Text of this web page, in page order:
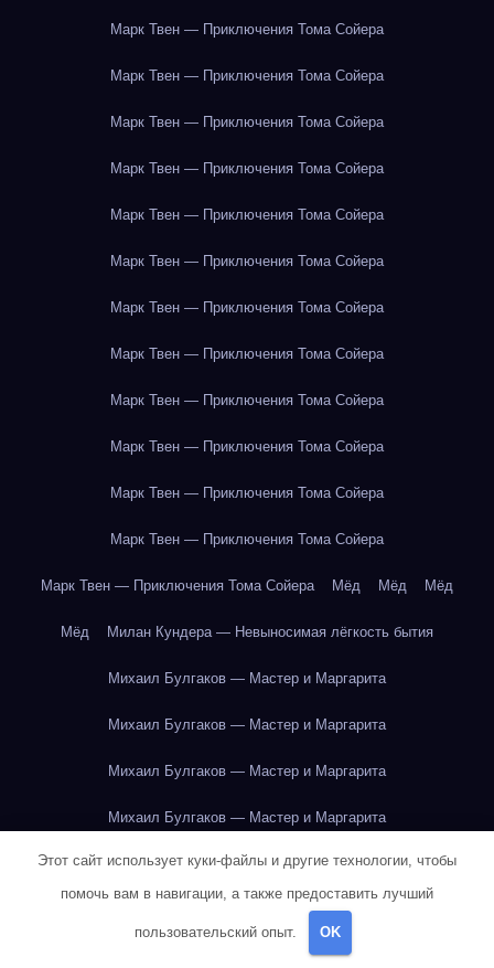
Марк Твен — Приключения Тома Сойера
Марк Твен — Приключения Тома Сойера
Марк Твен — Приключения Тома Сойера
Марк Твен — Приключения Тома Сойера
Марк Твен — Приключения Тома Сойера
Марк Твен — Приключения Тома Сойера
Марк Твен — Приключения Тома Сойера
Марк Твен — Приключения Тома Сойера
Марк Твен — Приключения Тома Сойера
Марк Твен — Приключения Тома Сойера
Марк Твен — Приключения Тома Сойера
Марк Твен — Приключения Тома Сойера
Марк Твен — Приключения Тома Сойера Мёд Мёд Мёд
Мёд Милан Кундера — Невыносимая лёгкость бытия
Михаил Булгаков — Мастер и Маргарита
Михаил Булгаков — Мастер и Маргарита
Михаил Булгаков — Мастер и Маргарита
Михаил Булгаков — Мастер и Маргарита
Михаил Булгаков — Мастер и Маргарита
Михаил Булгаков — Мастер и Маргарита
Михаил Булгаков — Мастер и Маргарита
Этот сайт использует куки-файлы и другие технологии, чтобы
помочь вам в навигации, а также предоставить лучший
пользовательский опыт. OK